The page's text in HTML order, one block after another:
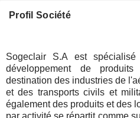
Profil Société
Sogeclair S.A est
développement de
destination des industries de
et des transports civils et
également des produits et des
par activité se répartit comme suit : - ingénierie